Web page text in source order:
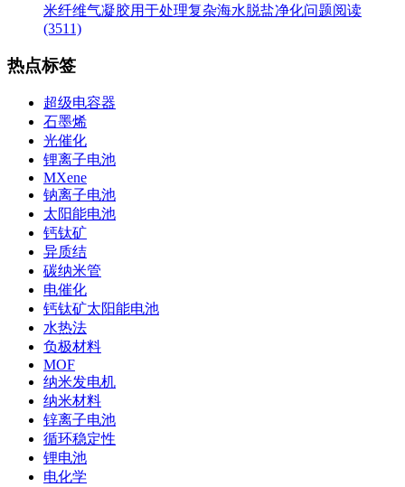
米纤维气凝胶用于处理复杂海水脱盐净化问题阅读
(3511)
热点标签
超级电容器
石墨烯
光催化
锂离子电池
MXene
钠离子电池
太阳能电池
钙钛矿
异质结
碳纳米管
电催化
钙钛矿太阳能电池
水热法
负极材料
MOF
纳米发电机
纳米材料
锌离子电池
循环稳定性
锂电池
电化学